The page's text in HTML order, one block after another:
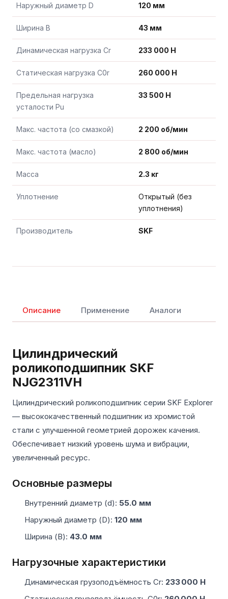
Наружный диаметр D 120 мм
Ширина B 43 мм
Динамическая нагрузка Cr 233 000 Н
Статическая нагрузка C0r 260 000 Н
Предельная нагрузка
усталости Pu
33 500 Н
Макс. частота (со смазкой) 2 200 об/мин
Макс. частота (масло) 2 800 об/мин
Масса 2.3 кг
Уплотнение
Открытый (без
уплотнения)
Производитель SKF
Описание Применение Аналоги
Цилиндрический
роликоподшипник SKF
NJG2311VH
Цилиндрический роликоподшипник серии SKF Explorer
— высококачественный подшипник из хромистой
стали с улучшенной геометрией дорожек качения.
Обеспечивает низкий уровень шума и вибрации,
увеличенный ресурс.
Основные размеры
Внутренний диаметр (d): 55.0 мм
Наружный диаметр (D): 120 мм
Ширина (B): 43.0 мм
Нагрузочные характеристики
Динамическая грузоподъёмность Cr: 233 000 Н